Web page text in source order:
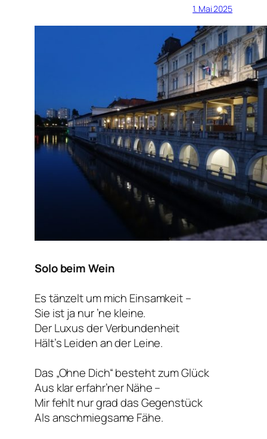
1. Mai 2025
Solo beim Wein
Es tänzelt um mich Einsamkeit –
Sie ist ja nur ’ne kleine.
Der Luxus der Verbundenheit
Hält’s Leiden an der Leine.
Das „Ohne Dich“ besteht zum Glück
Aus klar erfahr’ner Nähe –
Mir fehlt nur grad das Gegenstück
Als anschmiegsame Fähe.